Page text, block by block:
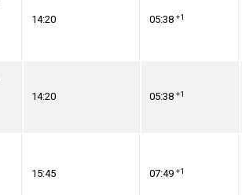
14:20 05:38 +1
14:20 05:38 +1
15:45 07:49 +1